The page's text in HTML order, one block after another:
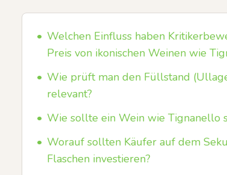
• Welchen Einfluss haben
Preis von ikonischen Weinen wie
• Wie prüft man den Füllstand
relevant?
• Wie sollte ein Wein wie Tignanello
• Worauf sollten Käufer auf dem
Flaschen investieren?